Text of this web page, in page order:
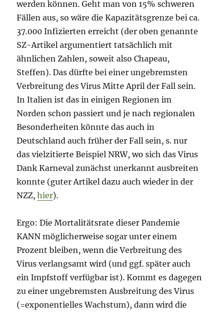
werden können. Geht man von 15% schweren
Fällen aus, so wäre die Kapazitätsgrenze bei ca.
37.000 Infizierten erreicht (der oben genannte
SZ-Artikel argumentiert tatsächlich mit
ähnlichen Zahlen, soweit also Chapeau,
Steffen). Das dürfte bei einer ungebremsten
Verbreitung des Virus Mitte April der Fall sein.
In Italien ist das in einigen Regionen im
Norden schon passiert und je nach regionalen
Besonderheiten könnte das auch in
Deutschland auch früher der Fall sein, s. nur
das vielzitierte Beispiel NRW, wo sich das Virus
Dank Karneval zunächst unerkannt ausbreiten
konnte (guter Artikel dazu auch wieder in der
NZZ,hier).
Ergo: Die Mortalitätsrate dieser Pandemie
KANN möglicherweise sogar unter einem
Prozent bleiben, wenn die Verbreitung des
Virus verlangsamt wird (und ggf. später auch
ein Impfstoff verfügbar ist). Kommt es dagegen
zu einer ungebremsten Ausbreitung des Virus
(=exponentielles Wachstum), dann wird die